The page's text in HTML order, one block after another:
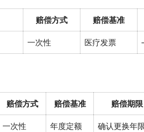
赔偿方式 赔偿基准
一次性 医疗发票
赔偿方式 赔偿基准 赔偿期限
一次性 年度定额 确认更换年